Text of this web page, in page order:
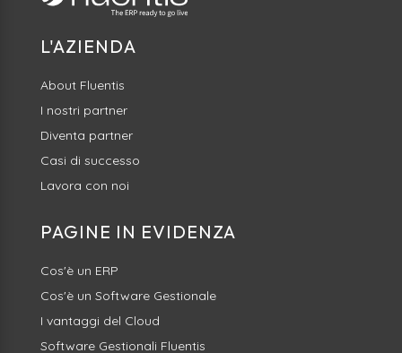
L'AZIENDA
About Fluentis
I nostri partner
Diventa partner
Casi di successo
Lavora con noi
PAGINE IN EVIDENZA
Cos'è un ERP
Cos'è un Software Gestionale
I vantaggi del Cloud
Software Gestionali Fluentis